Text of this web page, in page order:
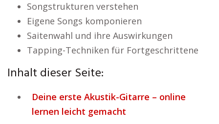
Songstrukturen verstehen
Eigene Songs komponieren
Saitenwahl und ihre Auswirkungen
Tapping-Techniken für Fortgeschrittene
Inhalt dieser Seite:
Deine erste Akustik-Gitarre – online
lernen leicht gemacht